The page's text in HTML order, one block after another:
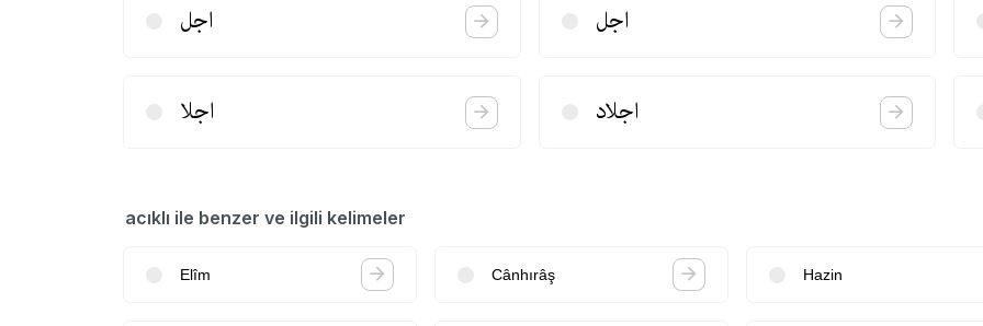
اجل اجل
اجلا اجلاد
acıklı ile benzer ve ilgili kelimeler
Elîm Cânhırâş Hazin